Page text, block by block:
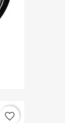
favorite_border